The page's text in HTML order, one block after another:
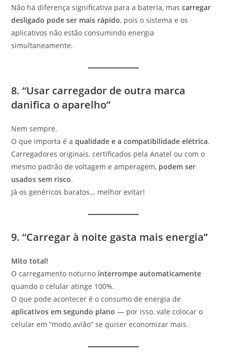
Não há diferença significativa para a bateria, mascarregar
desligado pode ser mais rápido, pois o sistema e os
aplicativos não estão consumindo energia
simultaneamente.
8. “Usar carregador de outra marca
danifica o aparelho”
Nem sempre.
O que importa é aqualidade e a compatibilidade elétrica.
Carregadores originais, certificados pela Anatel ou com o
mesmo padrão de voltagem e amperagem, podem ser
usados sem risco.
Já os genéricos baratos… melhor evitar!
9. “Carregar à noite gasta mais energia”
Mito total!
O carregamento noturno interrompe automaticamente
quando o celular atinge 100%.
O que pode acontecer é o consumo de energia de
aplicativos em segundo plano — por isso, vale colocar o
celular em “modo avião” se quiser economizar mais.